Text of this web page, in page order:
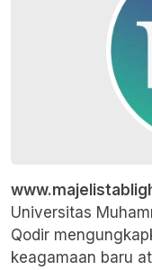
Universitas
Qodir
keagamaan baru